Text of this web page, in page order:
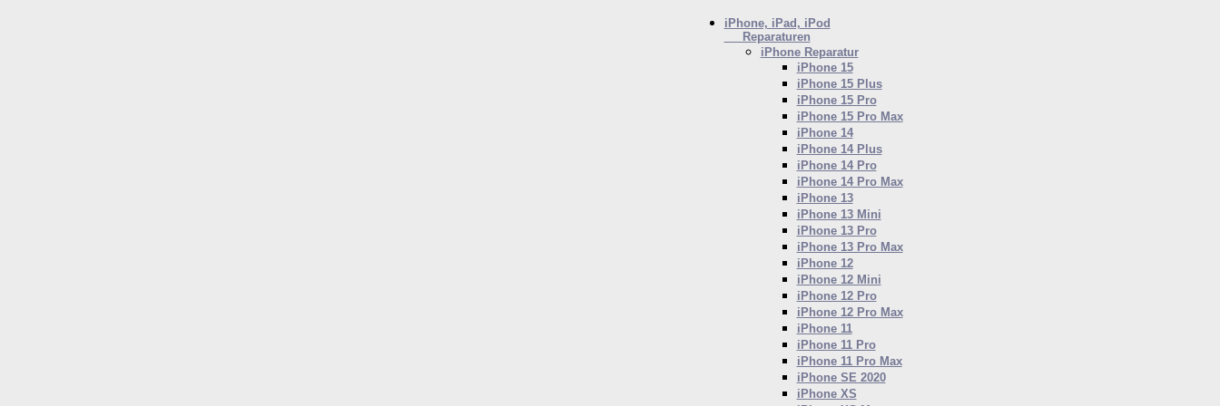
iPhone, iPad, iPod
Reparaturen
iPhoneReparatur
iPhone 15
iPhone 15 Plus
iPhone 15 Pro
iPhone 15 Pro Max
iPhone 14
iPhone 14 Plus
iPhone 14 Pro
iPhone 14 Pro Max
iPhone 13
iPhone 13 Mini
iPhone 13 Pro
iPhone 13 Pro Max
iPhone 12
iPhone 12 Mini
iPhone 12 Pro
iPhone 12 Pro Max
iPhone 11
iPhone 11 Pro
iPhone 11 Pro Max
iPhone SE 2020
iPhone XS